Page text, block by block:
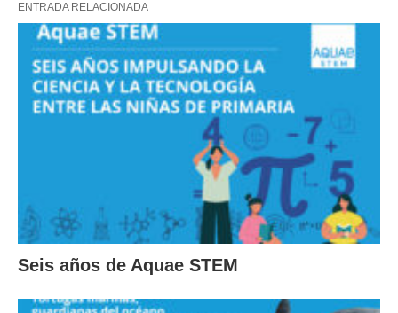
ENTRADA RELACIONADA
Seis años de Aquae STEM